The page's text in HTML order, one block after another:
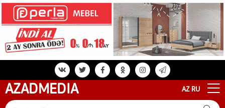
AZADMEDIA AZ RU